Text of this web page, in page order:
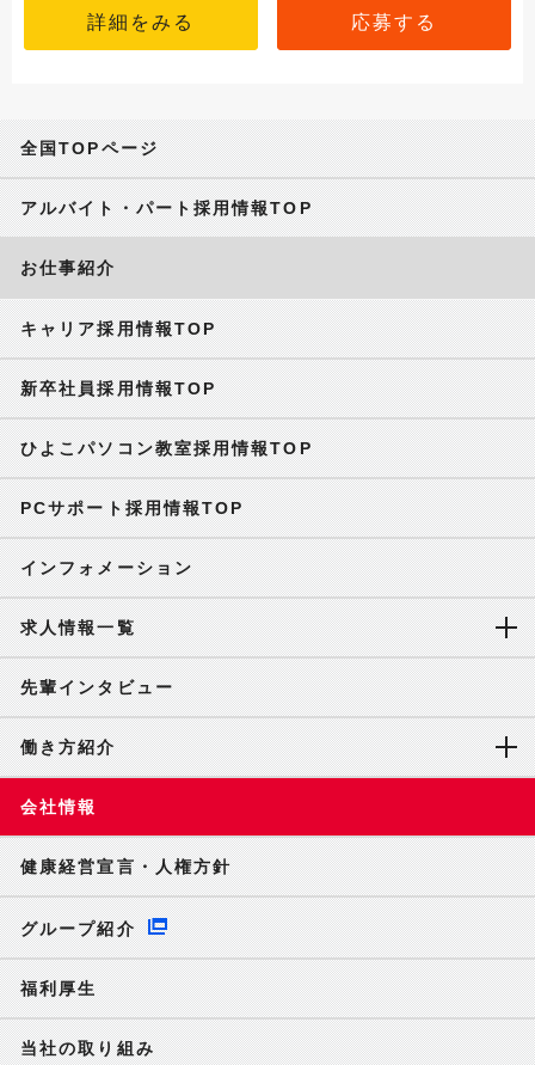
詳細をみる 応募する
全国TOPページ
アルバイト・パート採用情報TOP
お仕事紹介
キャリア採用情報TOP
新卒社員採用情報TOP
ひよこパソコン教室採用情報TOP
PCサポート採用情報TOP
インフォメーション
求人情報一覧
先輩インタビュー
働き方紹介
会社情報
健康経営宣言・人権方針
グループ紹介
福利厚生
当社の取り組み